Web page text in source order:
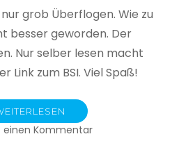
grob Überflogen. Wie zu
besser geworden. Der
Nur selber lesen macht
Link zum BSI. Viel Spaß!
einen Kommentarzu